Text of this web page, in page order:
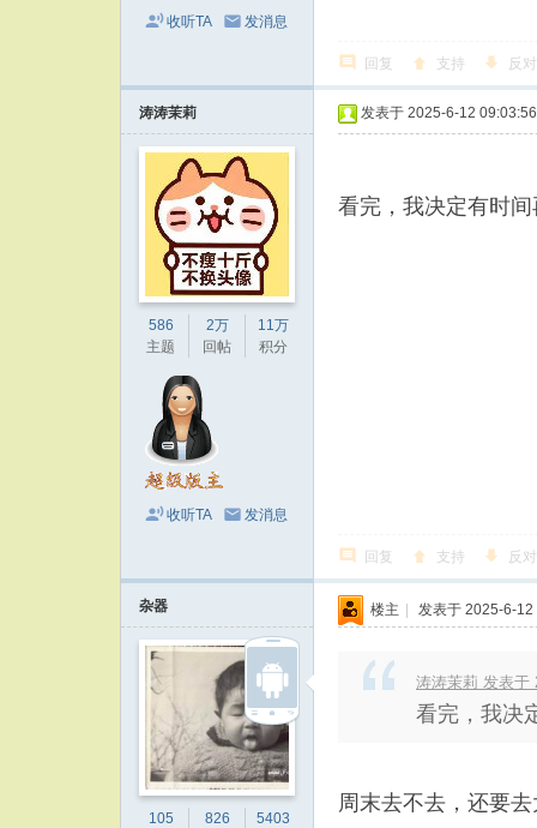
收听TA 发消息
回复 支持 反对
涛涛茉莉
586
主题
2万
回帖
11万
积分
收听TA 发消息
发表于 2025-6-12 09:03:56
看完，我决定有时
回复 支持 反对
杂器
105
826
5403
楼主 | 发表于 2025-6-
涛涛茉莉 发表于
看完，我决
周末去不去，还要